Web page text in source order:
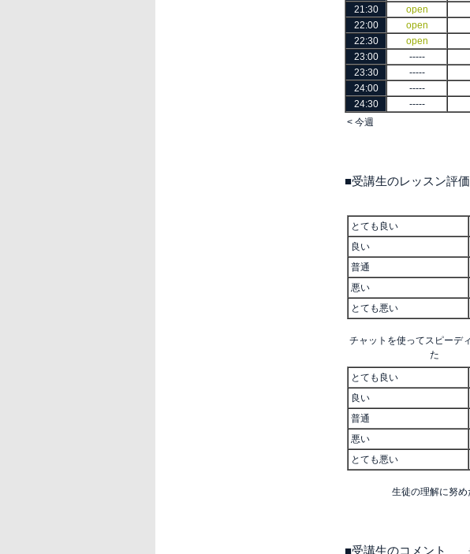
21:30
open
22:00
open
22:30
open
23:00
-----
23:30
-----
24:00
-----
24:30
-----
< 今週
■受講生のレッスン評価
とても良い
良い
普通
悪い
とても悪い
チャットを使ってスピーデ
た
とても良い
良い
普通
悪い
とても悪い
生徒の理解に努め
■受講生のコメント